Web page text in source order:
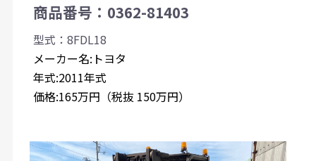
商品番号：0362-81403
型式：8FDL18
メーカー名:トヨタ
年式:2011年式
価格:165万円（税抜 150万円）